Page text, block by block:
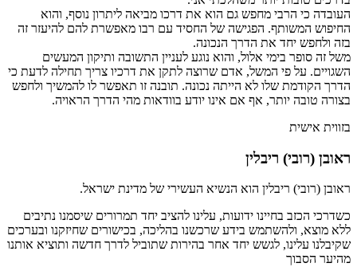
העובדה כי הרבי מחפש גם הוא את דרכו מביאה ליתרון נוסף, והוא
החיפוש המשותף. הפגישה של החסיד עם רבו מאפשרת להם להיעזר זה
בזה ולחפש יחד את הדרך הנכונה.
משל זה סופר בימי אלול, והוא נוגע לעניין התשובה ותיקון המעשים
השגויים. על פי המשל, אדם שרוצה לתקן את דרכיו צריך תחילה לדעת כי
הדרך הקודמת שלו לא הייתה נכונה. תובנה זו תאפשר לו להמשיך ולחפש
בצורה טובה יותר, אף אם אינו יודע בוודאות מהי הדרך הראויה.
בזווית אישית
ראובן (רובי) ריבלין
ראובן (רובי) ריבלין הוא הנשיא העשירי של מדינת ישראל.
כשדרכי הכזב בחיינו ידועות, עלינו להציב יחד תמרורים שיסמנו נתיבים
ללא מוצא, ולהשתמש בידע שרכשנו בהליכה, בכישורים שחיזקנו ובערכים
שקיבלנו עלינו, לגשש יחד אחר בהירות שתוביל לדרך חדשה ותוציא אותנו
מהיער הסבוך